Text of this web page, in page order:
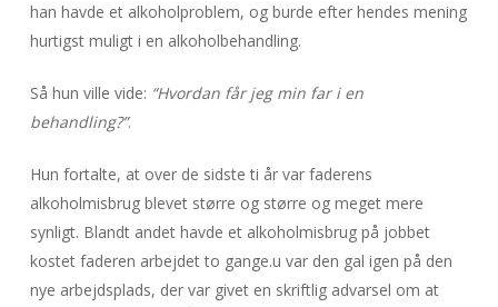
han havde et alkoholproblem, og burde efter hendes mening
hurtigst muligt i en alkoholbehandling.
Så hun ville vide: “Hvordan får jeg min far i en
behandling?”.
Hun fortalte, at over de sidste ti år var faderens
alkoholmisbrug blevet større og større og meget mere
synligt. Blandt andet havde et alkoholmisbrug på jobbet
kostet faderen arbejdet to gange.u var den gal igen på den
nye arbejdsplads, der var givet en skriftlig advarsel om at